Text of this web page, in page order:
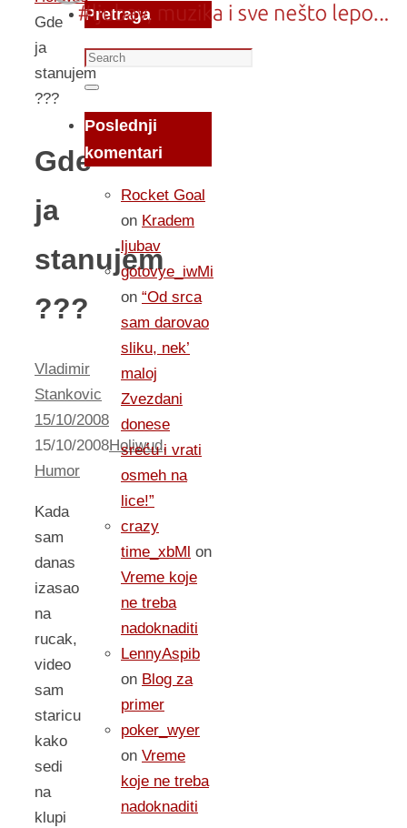
Gde
ja
stanujem
???
Gde
ja
stanujem
???
Vladimir
Stankovic
15/10/2008
15/10/2008Holiwud,
Humor
Kada
sam
danas
izasao
na
rucak,
video
sam
staricu
kako
sedi
na
klupi
Pretraga
Search
for:
Search
Poslednji
komentari
Rocket Goal
on Kradem
ljubav
gotovye_iwMi
on “Od srca
sam darovao
sliku, nek’
maloj
Zvezdani
donese
sreću i vrati
osmeh na
lice!”
crazy
time_xbMl on
Vreme koje
ne treba
nadoknaditi
LennyAspib
on Blog za
primer
poker_wyer
on Vreme
koje ne treba
nadoknaditi